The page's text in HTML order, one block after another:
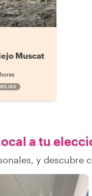
Muscat
a tu
y descubre